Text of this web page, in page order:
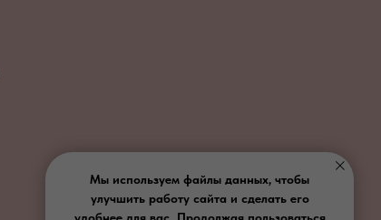
Мы используем файлы данных, чтобы
улучшить работу сайта и сделать его